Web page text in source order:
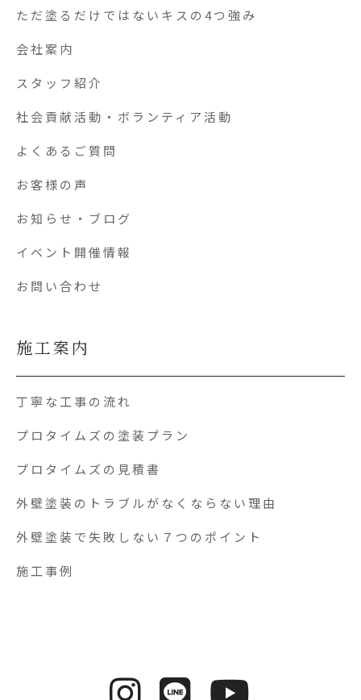
ただ塗るだけではないキスの4つ強み
会社案内
スタッフ紹介
社会貢献活動・ボランティア活動
よくあるご質問
お客様の声
お知らせ・ブログ
イベント開催情報
お問い合わせ
施工案内
丁寧な工事の流れ
プロタイムズの塗装プラン
プロタイムズの見積書
外壁塗装のトラブルがなくならない理由
外壁塗装で失敗しない７つのポイント
施工事例